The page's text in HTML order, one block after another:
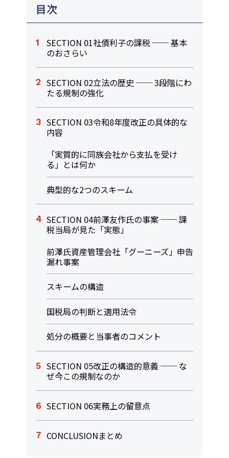
目次
SECTION 01社債利子の課税 ── 基本
のおさらい
SECTION 02立法の歴史 ── 3段階にわ
たる規制の強化
SECTION 03令和8年度改正の具体的な
内容
「実質的に同族会社から支払を受け
る」とは何か
典型的な2つのスキーム
SECTION 04前澤友作氏の事案 ── 課
税当局が見た「実態」
前澤氏資産管理会社「グーニーズ」申告
漏れ事案
スキームの構造
国税局の判断と適用法令
処分の概要と当事者のコメント
SECTION 05改正の構造的意義 ── な
ぜ今この規制なのか
SECTION 06実務上の留意点
CONCLUSIONまとめ